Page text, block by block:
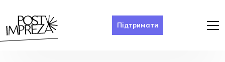
Підтримати